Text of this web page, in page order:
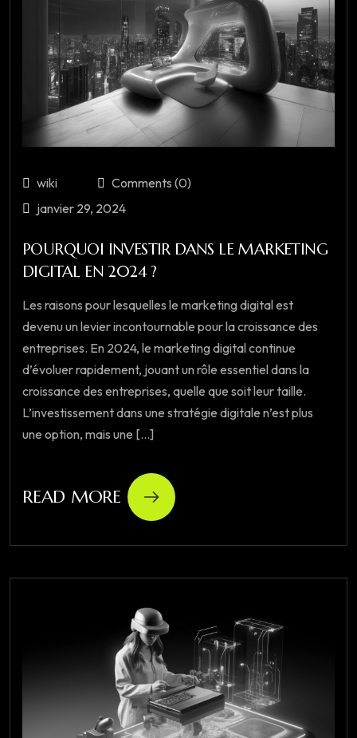
wiki
Comments (0)
janvier 29, 2024
POURQUOI INVESTIR DANS LE MARKETING
DIGITAL EN 2024 ?
Les raisons pour lesquelles le marketing digital est
devenu un levier incontournable pour la croissance des
entreprises. En 2024, le marketing digital continue
d’évoluer rapidement, jouant un rôle essentiel dans la
croissance des entreprises, quelle que soit leur taille.
L’investissement dans une stratégie digitale n’est plus
une option, mais une [...]
READ MORE